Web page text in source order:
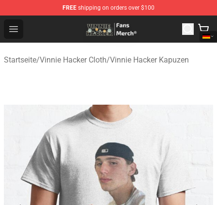
FREE shipping on orders over $100
Open menu
Vinnie Hacker Store - Official Vinnie Hacker Merchandise
Startseite/Vinnie Hacker Cloth/Vinnie Hacker Kapuzen